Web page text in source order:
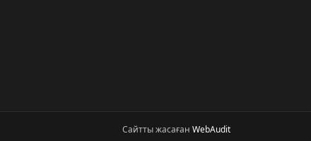
Сайтты жасаған WebAudit